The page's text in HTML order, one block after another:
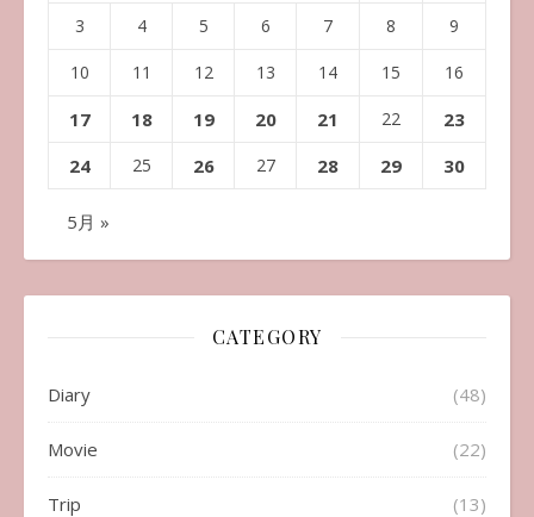
3 4 5 6 7 8 9
10 11 12 13 14 15 16
17 18 19 20 21 22
23
24
25 26 27 28 29 30
5月 »
CATEGORY
Diary (48)
Movie (22)
Trip (13)